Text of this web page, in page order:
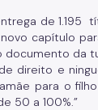
de 1.195
capítulo
documento da
direito e
para o
50 a 100%.”